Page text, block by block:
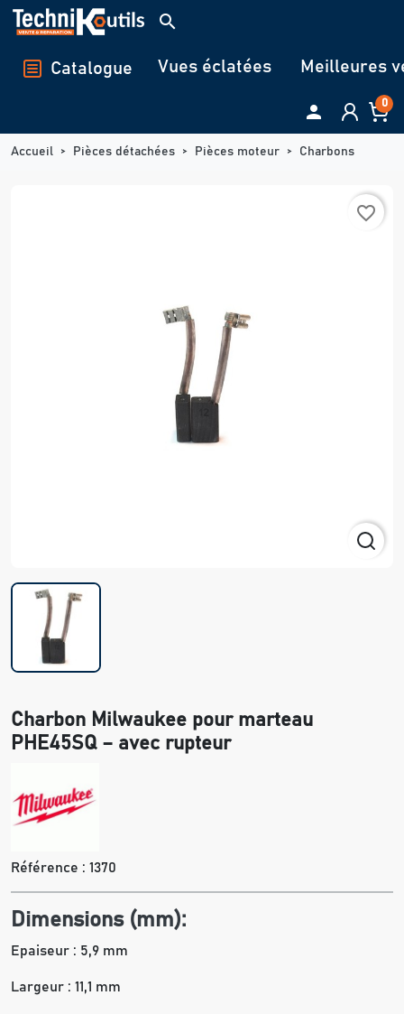
Panneau de gestion des cookies
search
Catalogue Vues éclatées Meilleures
 0
Accueil Pièces détachées Pièces moteur Charbons
favorite_border
Charbon Milwaukee pour marteau
PHE45SQ – avec rupteur
Référence : 1370
Dimensions (mm):
Epaiseur : 5,9 mm
Largeur : 11,1 mm